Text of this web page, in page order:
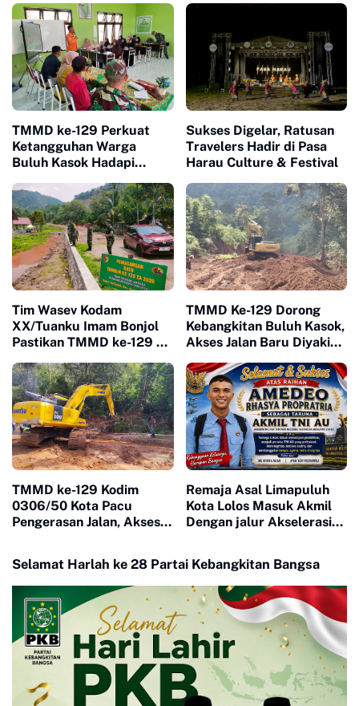
TMMD ke-129 Perkuat
Ketangguhan Warga
Buluh Kasok Hadapi
Sukses Digelar, Ratusan
Travelers Hadir di Pasa
Harau Culture & Festival
Tim Wasev Kodam
XX/Tuanku Imam Bonjol
Pastikan TMMD ke-129 di
Sasaran dan Berkualitas
TMMD Ke-129 Dorong
Kebangkitan Buluh Kasok,
Akses Jalan Baru Diyakini
Ekonomi Warga
TMMD ke-129 Kodim
0306/50 Kota Pacu
Pengerasan Jalan, Akses
Remaja Asal Limapuluh
Kota Lolos Masuk Akmil
Dengan jalur Akselerasi
Selamat Harlah ke 28 Partai Kebangkitan Bangsa